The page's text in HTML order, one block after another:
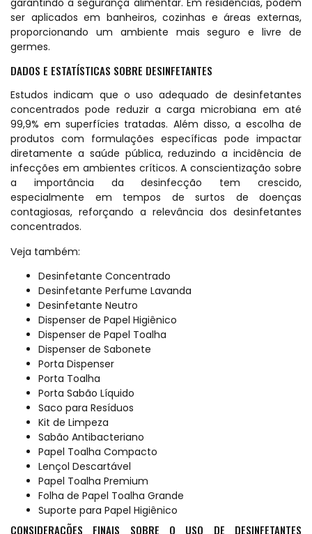
ser aplicados em banheiros, cozinhas e áreas externas,
proporcionando um ambiente mais seguro e livre de
germes.
DADOS E ESTATÍSTICAS SOBRE DESINFETANTES
Estudos indicam que o uso adequado de desinfetantes
concentrados pode reduzir a carga microbiana em até
99,9% em superfícies tratadas. Além disso, a escolha de
produtos com formulações específicas pode impactar
diretamente a saúde pública, reduzindo a incidência de
infecções em ambientes críticos. A conscientização sobre
a importância da desinfecção tem crescido,
especialmente em tempos de surtos de doenças
contagiosas, reforçando a relevância dos desinfetantes
concentrados.
Veja também:
Desinfetante Concentrado
Desinfetante Perfume Lavanda
Desinfetante Neutro
Dispenser de Papel Higiênico
Dispenser de Papel Toalha
Dispenser de Sabonete
Porta Dispenser
Porta Toalha
Porta Sabão Líquido
Saco para Resíduos
Kit de Limpeza
Sabão Antibacteriano
Papel Toalha Compacto
Lençol Descartável
Papel Toalha Premium
Folha de Papel Toalha Grande
Suporte para Papel Higiênico
CONSIDERAÇÕES FINAIS SOBRE O USO DE DESINFETANTES